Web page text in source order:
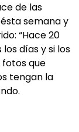
de las
semana y
“Hace 20
días y si los
fotos que
tengan la